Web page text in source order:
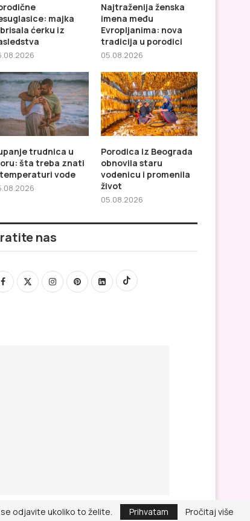
ženska imena
Evropljanima: nova
tradicija u...
Kupanje trudnica u
treba znati o...
majka
ćerku iz
Najtraženija ženska
imena među
Evropljanima: nova
tradicija u porodici
05.08.2026
trudnica u
šta treba znati
vode
Porodica iz Beograda
obnovila staru
vodenicu i promenila
život
05.08.2026
nas
odjavite ukoliko to želite. Prihvatam Pročitaj više